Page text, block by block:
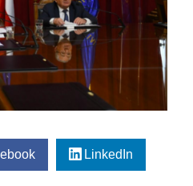
LinkedIn